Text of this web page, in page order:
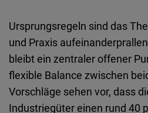
Ursprungsregeln sind das
und Praxis
bleibt ein zentraler offener
flexible Balance zwischen
Vorschläge sehen vor, dass
Industriegüter einen rund 40